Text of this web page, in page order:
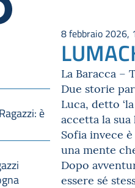
è
8 febbraio 2026,
La Baracca –
Due storie
Luca, detto
accetta la
Sofia invece
una mente
Dopo
essere sé